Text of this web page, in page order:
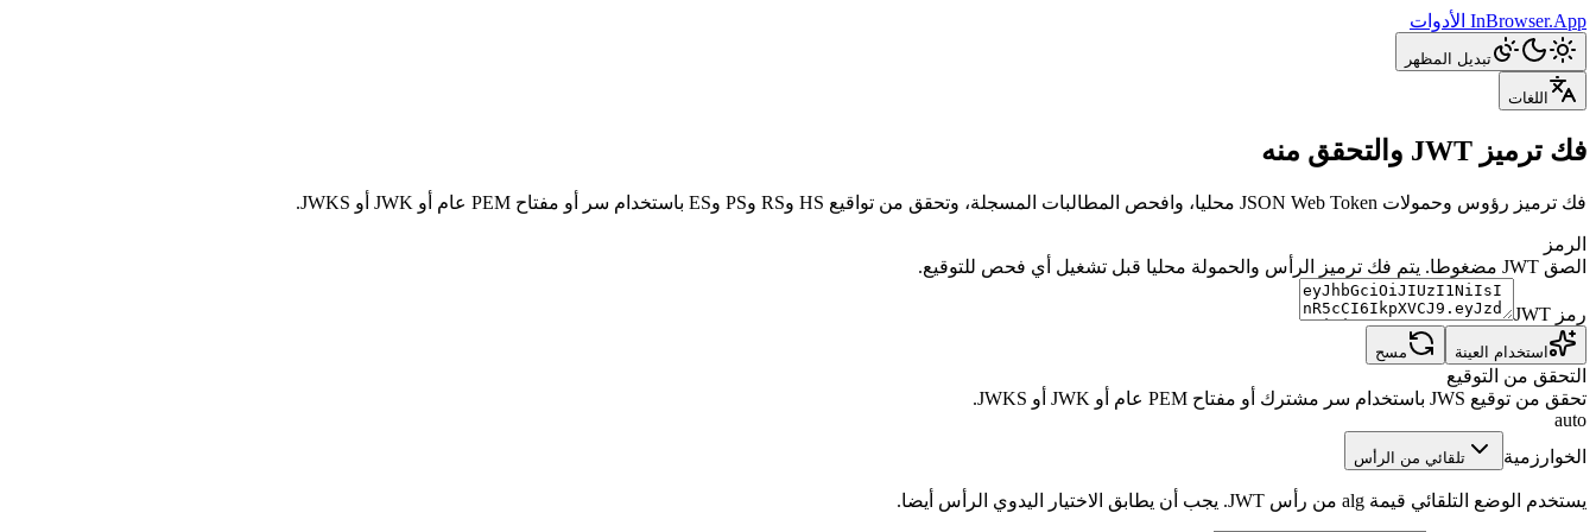
InBrowser.App الأدوات
تبديل المظهر
اللغات
فك ترميز JWT والتحقق منه
فك ترميز رؤوس وحمولات JSON Web Token محليا، وافحص المطالبات المسجلة، وتحقق من تواقيع HS وRS وPS وES باستخدام سر أو مفتاح PEM عام أو JWK أو JWKS.
الرمز
الصق JWT مضغوطا. يتم فك ترميز الرأس والحمولة محليا قبل تشغيل أي فحص للتوقيع.
رمز JWT
استخدام العينة مسح
التحقق من التوقيع
تحقق من توقيع JWS باستخدام سر مشترك أو مفتاح PEM عام أو JWK أو JWKS.
auto
الخوارزمية
تلقائي من الرأس
يستخدم الوضع التلقائي قيمة alg من رأس JWT. يجب أن يطابق الاختيار اليدوي الرأس أيضا.